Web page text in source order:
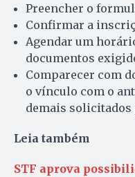
Preencher o
Confirmar a
Agendar um
documentos
Comparecer com
o vínculo com o
demais
Leia também
STF aprova